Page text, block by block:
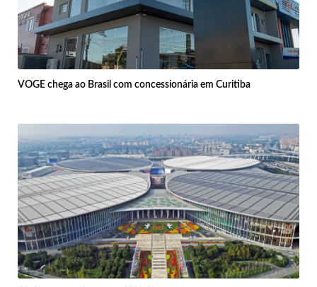
VOGE chega ao Brasil com concessionária em Curitiba